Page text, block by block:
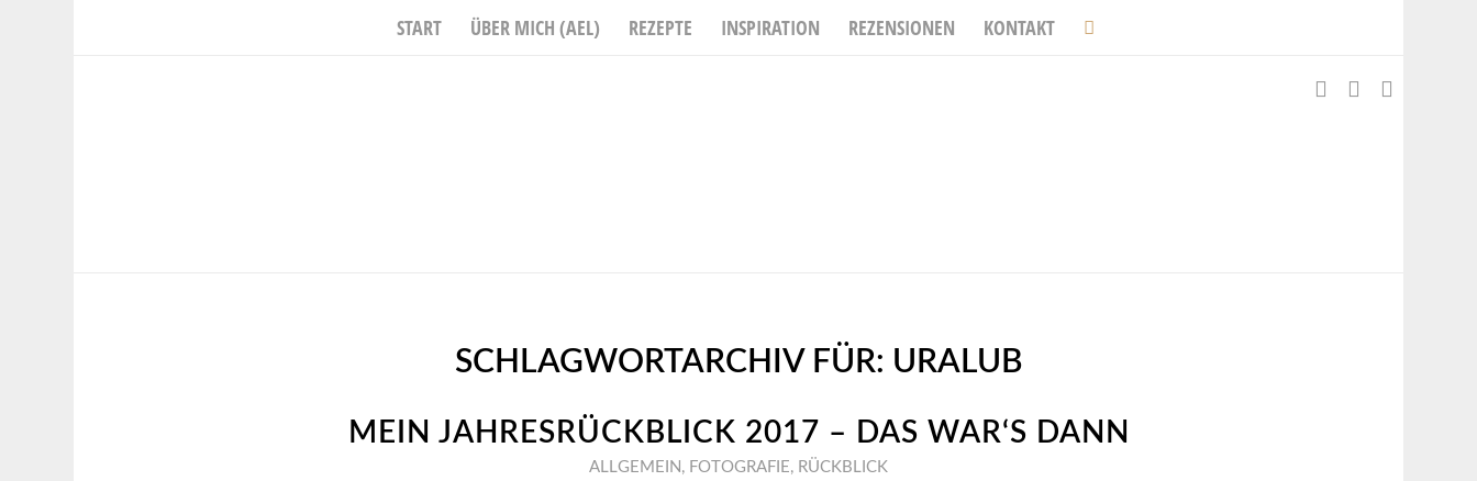
START ÜBER MICH (AEL) REZEPTE INSPIRATION REZENSIONEN KONTAKT
SCHLAGWORTARCHIV FÜR: URALUB
MEIN JAHRESRÜCKBLICK 2017 – DAS WAR‘S DANN
ALLGEMEIN , FOTOGRAFIE, RÜCKBLICK